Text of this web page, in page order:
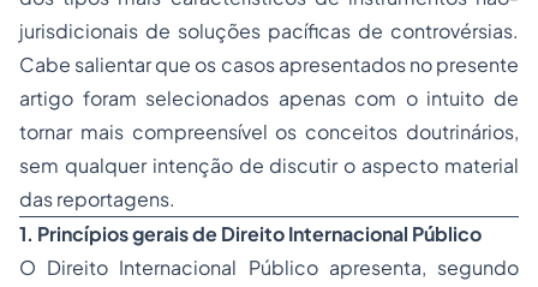
jurisdicionais de soluções pacíficas de controvérsias.
Cabe salientar que os casos apresentados no presente
artigo foram selecionados apenas com o intuito de
tornar mais compreensível os conceitos doutrinários,
sem qualquer intenção de discutir o aspecto material
das reportagens.
1. Princípios gerais de Direito Internacional Público
O Direito Internacional Público apresenta, segundo